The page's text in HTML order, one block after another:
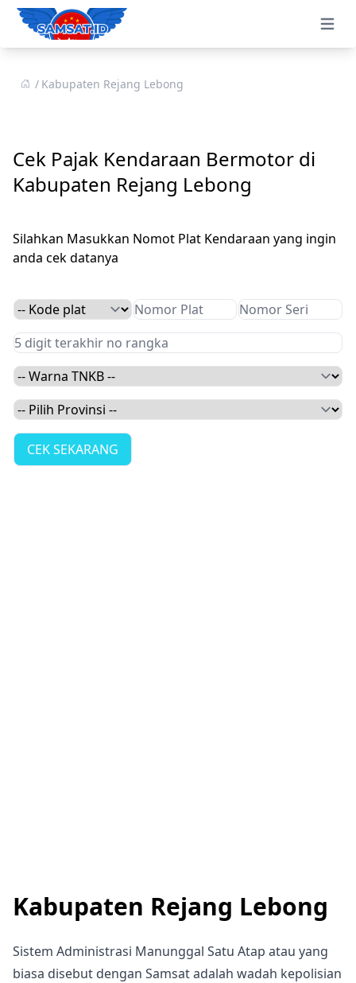
Open
Kabupaten Rejang Lebong
Cek Pajak Kendaraan Bermotor di
Kabupaten Rejang Lebong
Silahkan Masukkan Nomot Plat Kendaraan yang ingin
anda cek datanya
Kabupaten Rejang Lebong
Sistem Administrasi Manunggal Satu Atap atau yang
biasa disebut dengan Samsat adalah wadah kepolisian